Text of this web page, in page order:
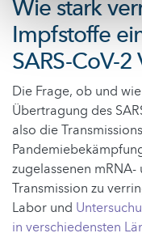
Wie stark
Impfstoffe
SARS-CoV-2
Die Frage, ob und
Übertragung des
also die
zugelassenen
Transmission zu
Labor und
in verschiedensten